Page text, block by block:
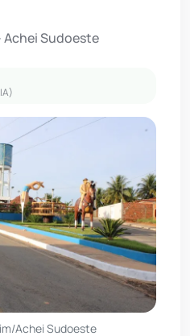
Achei Sudoeste
Achei Sudoeste